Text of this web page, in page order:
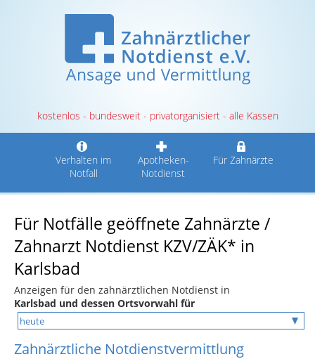
kostenlos - bundesweit - privatorganisiert - alle Kassen
Verhalten im
Notfall
Apotheken-
Notdienst
Für Zahnärzte
Für Notfälle geöffnete Zahnärzte /
Zahnarzt Notdienst KZV/ZÄK* in
Karlsbad
Anzeigen für den zahnärztlichen Notdienst in
Karlsbad und dessen Ortsvorwahl für
Zahnärztliche Notdienstvermittlung